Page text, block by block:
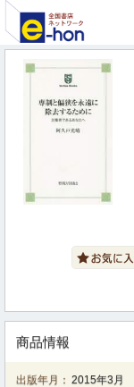
商品情報
出版年月： 2015年3月